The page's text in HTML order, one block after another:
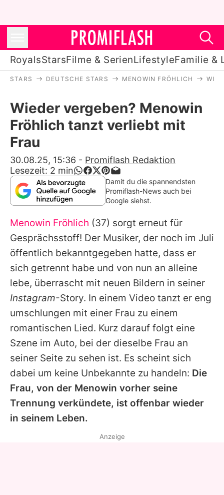
RoyalsStarsFilme & SerienLifestyleFamilie &
Stars
Filme & Serien
Lifestyle
Familie & Liebe
Promiflash Exklusiv
Alle Themen auf Promiflash
Jobs
App runterladen
Team
Redaktionelle Richtlinien
Impressum
Datenschutzerklärung
Utiq verwalten
STARS DEUTSCHE STARS MENOWIN FRÖHLICH
Wieder vergeben? Menowin
Fröhlich tanzt verliebt mit
Frau
30.08.25, 15:36 - Promiflash Redaktion
Lesezeit: 2 min
Damit du die spannendsten
Promiflash-News auch bei
Google siehst.
Menowin Fröhlich (37) sorgt erneut für
Gesprächsstoff! Der Musiker, der noch im Juli
öffentlich bekanntgegeben hatte, dass er
sich getrennt habe und von nun an alleine
lebe, überrascht mit neuen Bildern in seiner
Instagram-Story. In einem Video tanzt er eng
umschlungen mit einer Frau zu einem
romantischen Lied. Kurz darauf folgt eine
Szene im Auto, bei der dieselbe Frau an
seiner Seite zu sehen ist. Es scheint sich
dabei um keine Unbekannte zu handeln: Die
Frau, von der Menowin vorher seine
Trennung verkündete, ist offenbar wieder
in seinem Leben.
Anzeige